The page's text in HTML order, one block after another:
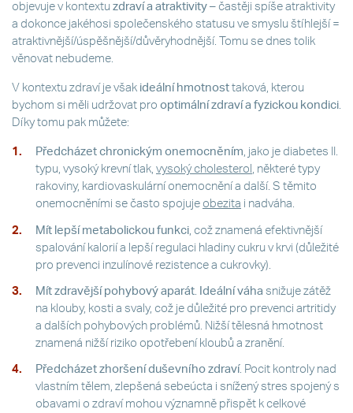
objevuje v kontextu zdraví a atraktivity – častěji spíše atraktivity
a dokonce jakéhosi společenského statusu ve smyslu štíhlejší =
atraktivnější/úspěšnější/důvěryhodnější. Tomu se dnes tolik
věnovat nebudeme.
V kontextu zdraví je však ideální hmotnost taková, kterou
bychom si měli udržovat pro optimální zdraví a fyzickou kondici.
Díky tomu pak můžete:
Předcházet chronickým onemocněním, jako je diabetes II.
typu, vysoký krevní tlak, vysoký cholesterol , některé typy
rakoviny, kardiovaskulární onemocnění a další. S těmito
onemocněními se často spojuje obezita i nadváha.
Mít lepší metabolickou funkci , což znamená efektivnější
spalování kalorií a lepší regulaci hladiny cukru v krvi (důležité
pro prevenci inzulínové rezistence a cukrovky).
Mít zdravější pohybový aparát Ideální váha snižuje zátěž
na klouby, kosti a svaly, což je důležité pro prevenci artritidy
a dalších pohybových problémů. Nižší tělesná hmotnost
znamená nižší riziko opotřebení kloubů a zranění.
Předcházet zhoršení duševního zdraví. Pocit kontroly nad
vlastním tělem, zlepšená sebeúcta i snížený stres spojený s
obavami o zdraví mohou významně přispět k celkové